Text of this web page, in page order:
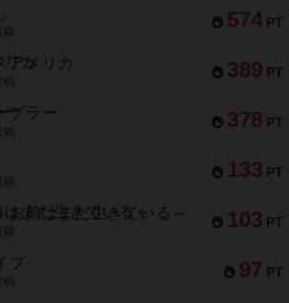
574 PT
389 PT
アメリカ
378 PT
ブラー
133 PT
103 PT
前はまだ生きている～
97 PT
ブ